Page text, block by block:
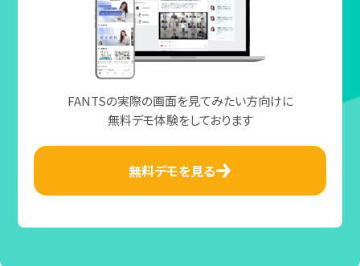
FANTSの実際の画面を見てみたい方向けに
無料デモ体験をしております
無料デモを見る